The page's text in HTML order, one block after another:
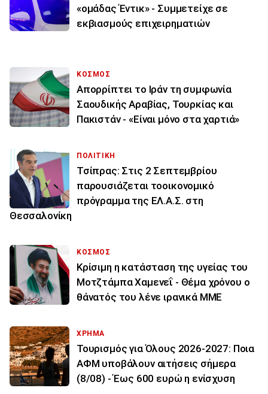
«ομάδας Έντικ» - Συμμετείχε σε
εκβιασμούς επιχειρηματιών
ΚΟΣΜΟΣ
Απορρίπτει το Ιράν τη συμφωνία
Σαουδικής Αραβίας, Τουρκίας και
Πακιστάν - «Είναι μόνο στα χαρτιά»
ΠΟΛΙΤΙΚΗ
Τσίπρας: Στις 2 Σεπτεμβρίου
παρουσιάζεται τοοικονομικό
πρόγραμμα της ΕΛ.Α.Σ. στη
Θεσσαλονίκη
ΚΟΣΜΟΣ
Κρίσιμη η κατάσταση της υγείας του
Μοτζτάμπα Χαμενεΐ - Θέμα χρόνου ο
θάνατός του λένε ιρανικά ΜΜΕ
ΧΡΗΜΑ
Τουρισμός για Όλους 2026-2027: Ποια
ΑΦΜ υποβάλουν αιτήσεις σήμερα
(8/08) - Έως 600 ευρώ η ενίσχυση